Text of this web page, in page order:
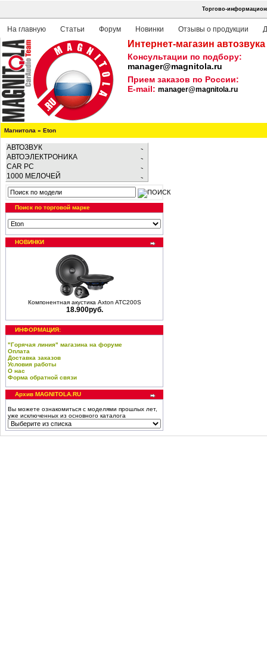
Торгово-
На главную Статьи Форум Новинки Отзывы о продукции
Интернет-магазин
Консультации по подбору:
manager@magnitola.ru
Прием заказов по России:
E-mail: manager@magnitola.ru
Магнитола » Eton
АВТОЗВУК
АВТОЭЛЕКТРОНИКА
CAR PC
1000 МЕЛОЧЕЙ
Поиск по торговой марке
НОВИНКИ
Компонентная акустика Axton ATC200S
18.900руб.
ИНФОРМАЦИЯ:
"Горячая линия" магазина на форуме
Оплата
Доставка заказов
Условия работы
О нас
Форма обратной связи
Архив MAGNITOLA.RU
Вы можете ознакомиться с моделями прошлых лет,
уже исключенных из основного каталога